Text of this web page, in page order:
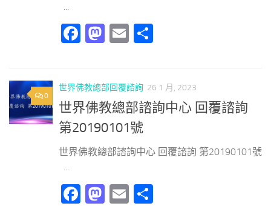
...
Facebook
Mastodon
Email
0
世界佛教總部回覆諮詢 26 1 月, 2023
世界佛教總部諮詢中心 回覆諮詢
第20190101號
世界佛教總部諮詢中心 回覆諮詢 第20190101號
Facebook
Mastodon
Email